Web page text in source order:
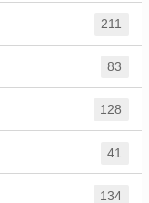
211
83
128
41
134